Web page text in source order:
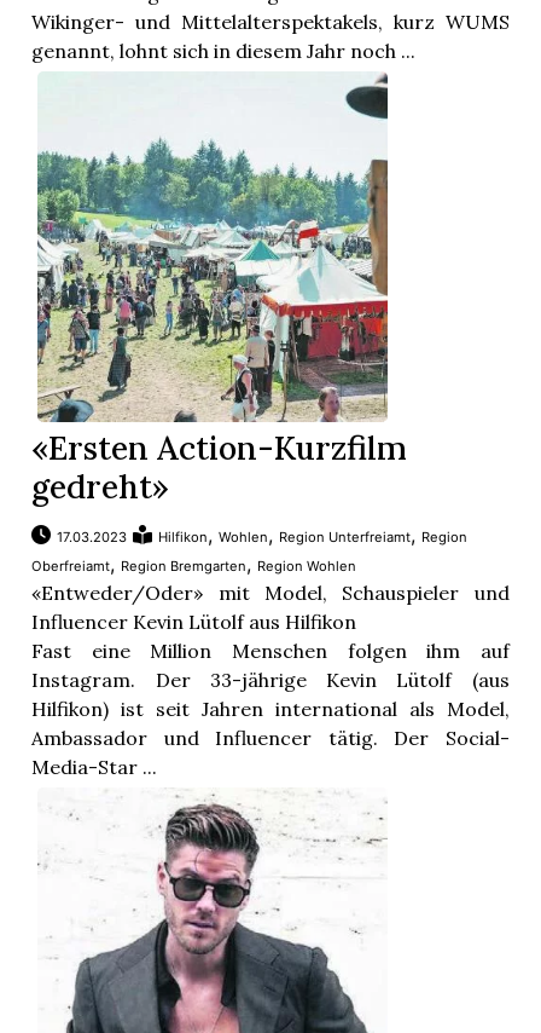
Wikinger- und Mittelalterspektakels, kurz WUMS
genannt, lohnt sich in diesem Jahr noch ...
«Ersten Action-Kurzfilm
gedreht»
17.03.2023 Hilfikon,Wohlen, Region Unterfreiamt, Region
Oberfreiamt, Region Bremgarten, Region Wohlen
«Entweder/Oder» mit Model, Schauspieler und
Influencer Kevin Lütolf aus Hilfikon
Fast eine Million Menschen folgen ihm auf
Instagram. Der 33-jährige Kevin Lütolf (aus
Hilfikon) ist seit Jahren international als Model,
Ambassador und Influencer tätig. Der Social-
Media-Star ...